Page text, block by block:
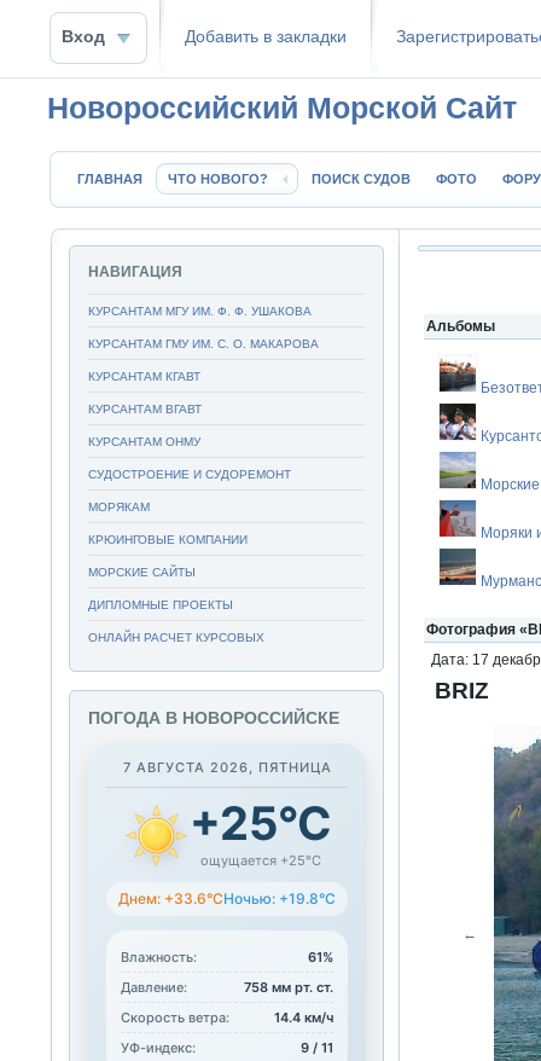
Вход Добавить в закладки
Новороссийский Морской Сайт
ГЛАВНАЯ ЧТО НОВОГО? ПОИСК СУДОВ ФОТО
Альбомы
Моряки
Фотография
Дата: 17
BRIZ
←
НАВИГАЦИЯ
КУРСАНТАМ МГУ ИМ. Ф. Ф. УШАКОВА
КУРСАНТАМ ГМУ ИМ. С. О. МАКАРОВА
КУРСАНТАМ КГАВТ
КУРСАНТАМ ВГАВТ
КУРСАНТАМ ОНМУ
СУДОСТРОЕНИЕ И СУДОРЕМОНТ
МОРЯКАМ
КРЮИНГОВЫЕ КОМПАНИИ
МОРСКИЕ САЙТЫ
ДИПЛОМНЫЕ ПРОЕКТЫ
ОНЛАЙН РАСЧЕТ КУРСОВЫХ
ПОГОДА В НОВОРОССИЙСКЕ
7 АВГУСТА 2026, ПЯТНИЦА
+25°C
ощущается +25°C
Днем: +33.6°CНочью: +19.8°C
Влажность:
61%
Давление:
758 мм рт. ст.
Скорость ветра:
14.4 км/ч
УФ-индекс:
9 / 11